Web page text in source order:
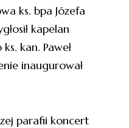
ks. bpa Józefa
kapelan
kan. Paweł
inaugurował
parafii koncert